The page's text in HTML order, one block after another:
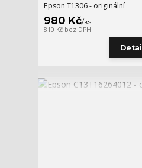
Epson T1306 - originální
980 Kč/ks
810 Kč bez DPH
Detail